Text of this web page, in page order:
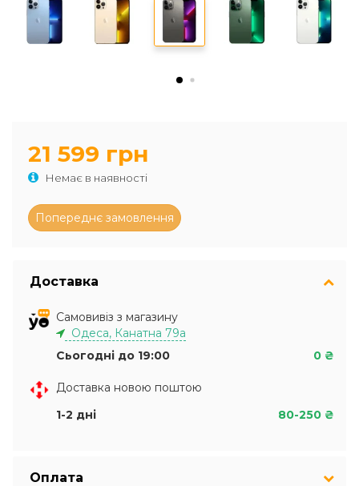
21 599 грн
Немає в наявності
Доставка
Самовивіз з магазину
Одеса, Канатна 79а
Сьогодні до 19:00
0 ₴
Доставка новою поштою
1-2 дні
80-250 ₴
Оплата